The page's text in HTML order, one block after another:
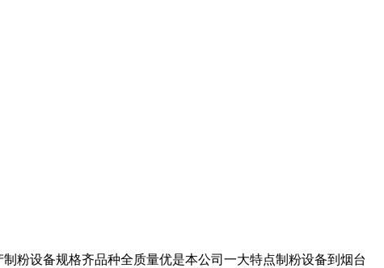
粉设备规格齐品种全质量优是本公司一大特点制粉设备到烟台